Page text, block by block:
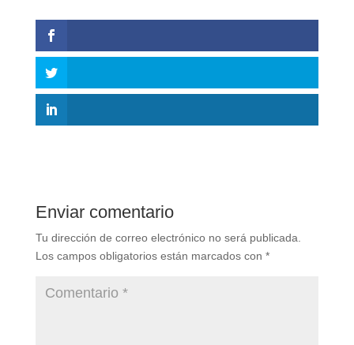
Enviar comentario
Tu dirección de correo electrónico no será publicada.
Los campos obligatorios están marcados con *